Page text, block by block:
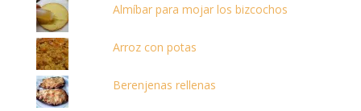
Almíbar para mojar los bizcochos
Arroz con potas
Berenjenas rellenas